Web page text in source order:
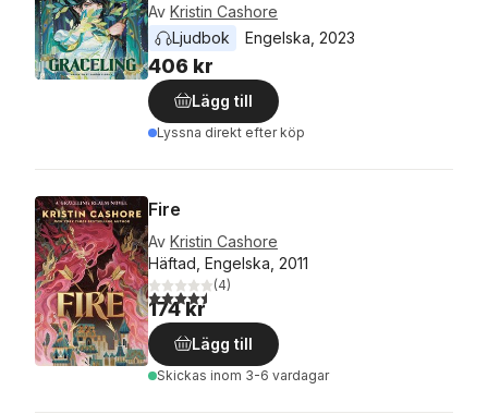
Av Kristin Cashore
Ljudbok
Engelska 2023
406 kr
Lägg till
Lyssna direkt efter köp
Fire
Av Kristin Cashore
Häftad, Engelska, 2011
4,5utav 5 stjärnor. Totalt antal röster:
(4)
174 kr
Lägg till
Skickas inom 3-6 vardagar